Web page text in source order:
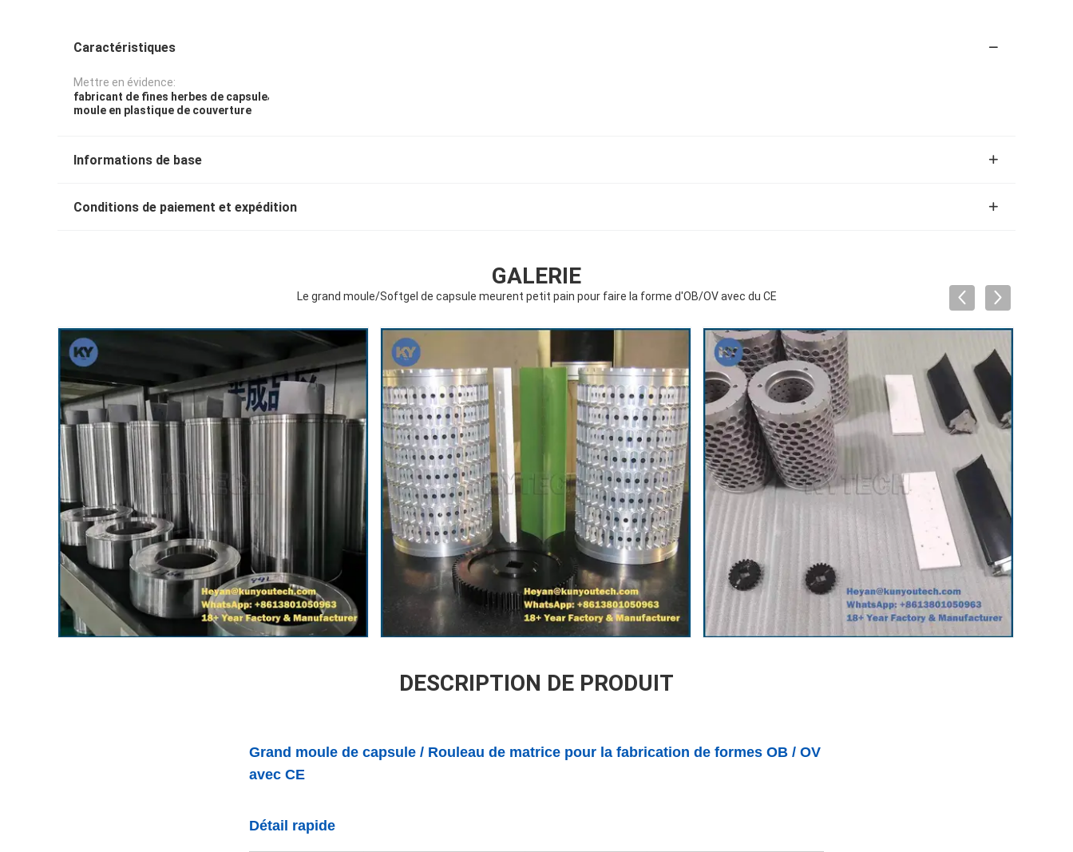
Caractéristiques
Mettre en évidence:
fabricant de fines herbes de capsule,
moule en plastique de couverture
Informations de base
Conditions de paiement et expédition
GALERIE
Le grand moule/Softgel de capsule meurent petit pain pour faire la forme d'OB/OV avec du CE
DESCRIPTION DE PRODUIT
Grand moule de capsule / Rouleau de matrice pour la fabrication de formes OB / OV
avec CE
Détail rapide